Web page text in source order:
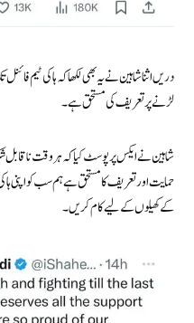
دریں اثنا شاہین نے یہ بھی لکھا کہ ہاکی ٹیم
لڑنے پر تعریف کی مستحق ہے۔
شاہین نےایکس پر پوسٹ کیا کہ ہر وقت ناقابل
حمایت اور تعریف کا مستحق ہے ہم سب کو اپنی
کے کھیلوں کے لیے کام کریں ۔